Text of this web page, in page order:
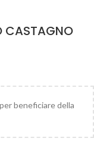
CASTAGNO
beneficiare della